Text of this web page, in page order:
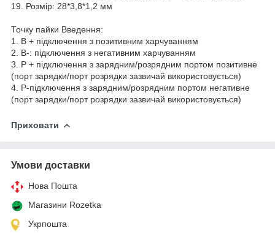
19. Розмір: 28*3,8*1,2 мм
Точку пайки Введення:
1. B + підключення з позитивним харчуванням
2. B-: підключення з негативним харчуванням
3. P + підключення з зарядним/розрядним портом позитивне
(порт зарядки/порт розрядки зазвичай використовується)
4. P-підключення з зарядним/розрядним портом негативне
(порт зарядки/порт розрядки зазвичай використовується)
Приховати
Умови доставки
Нова Пошта
Магазини Rozetka
Укрпошта